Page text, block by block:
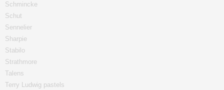
Schmincke
Schut
Sennelier
Sharpie
Stabilo
Strathmore
Talens
Terry Ludwig pastels